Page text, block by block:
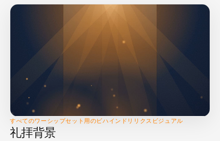
すべてのワーシップセット用のビハインドリリクスビジュアル
礼拝背景